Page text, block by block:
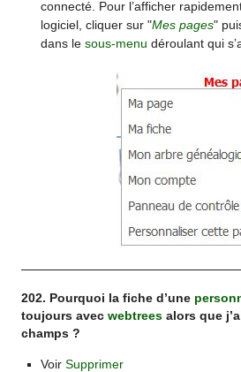
connecté. Pour l’afficher
logiciel, cliquer sur "Mes pages"
dans le sous-menu déroulant qui
202. Pourquoi la fiche d’une
toujours avecwebtrees alors que
champs ?
Voir Supprimer